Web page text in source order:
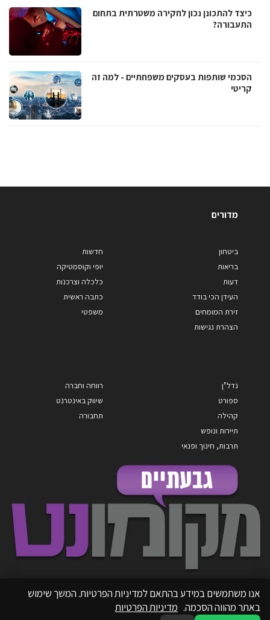
כיצד להתכונן נכון לחקירה משטרתית בתחום
התעבורה?
הסכמי שותפות בעסקים משפחתיים - למה זה
קריטי
מדורים
ביטחון
בריאות
דעות
העידן הכי בודד
זירת המומחים
הצהרת נגישות
חדשות
יופי וקוסמטיקה
כלכלה וצרכנות
כתבה ראשית
משפטי
נדל"ן
ספורט
קהילה
תיירות ונופש
תרבות, חינוך ופנאי
רווחה וחברה
שיווק באינטרנט
תחבורה
אנו משתמשים במידע בהתאם למדיניות הפרטיות. המשך שימוש
באתר מהווה הסכמה. מדיניות הפרטיות